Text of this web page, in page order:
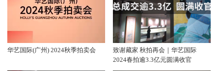
华艺国际(广州) 2024秋季拍卖会
致谢藏家 秋拍再会｜华艺国际
2024春拍逾3.3亿元圆满收官